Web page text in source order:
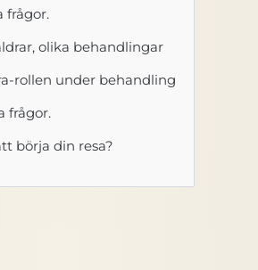
frågor.
olika behandlingar
rollen under behandling
frågor.
börja din resa?